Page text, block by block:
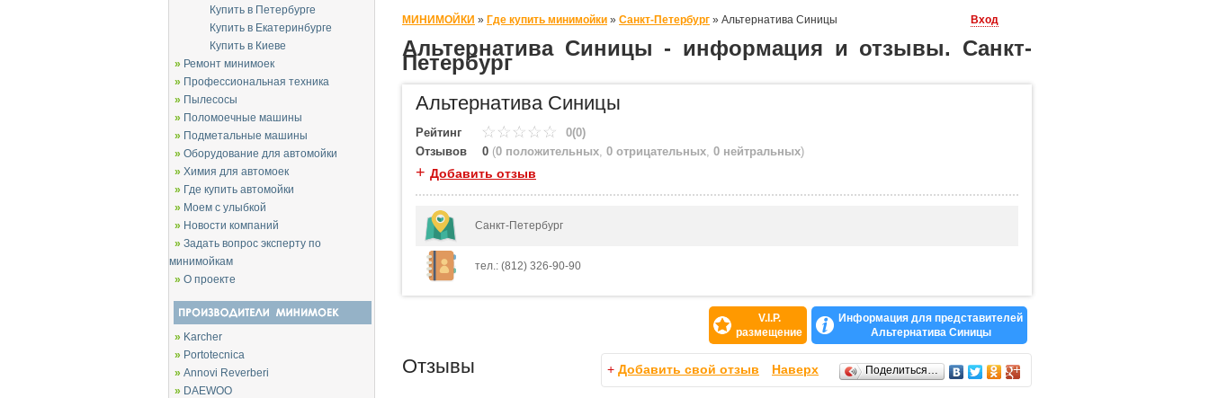
Купить в Петербурге
Купить в Екатеринбурге
Купить в Киеве
» Ремонт минимоек
» Профессиональная техника
» Пылесосы
» Поломоечные машины
» Подметальные машины
» Оборудование для автомойки
» Химия для автомоек
» Где купить автомойки
» Моем с улыбкой
» Новости компаний
» Задать вопрос эксперту по
минимойкам
» О проекте
» Karcher
» Portotecnica
» Annovi Reverberi
» DAEWOO
МИНИМОЙКИ » Где купить минимойки » Санкт-Петербург » Альтернатива Синицы Вход
Альтернатива Синицы - информация и отзывы. Санкт-
Петербург
Альтернатива Синицы
Рейтинг
0(0)
Отзывов
0 (0 положительных, 0 отрицательных, 0 нейтральных)
+ Добавить отзыв
Санкт-Петербург
тел.: (812) 326-90-90
V.I.P.
размещение
Информация для представителей
Альтернатива Синицы
Отзывы + Добавить свой отзыв Наверх Поделиться…